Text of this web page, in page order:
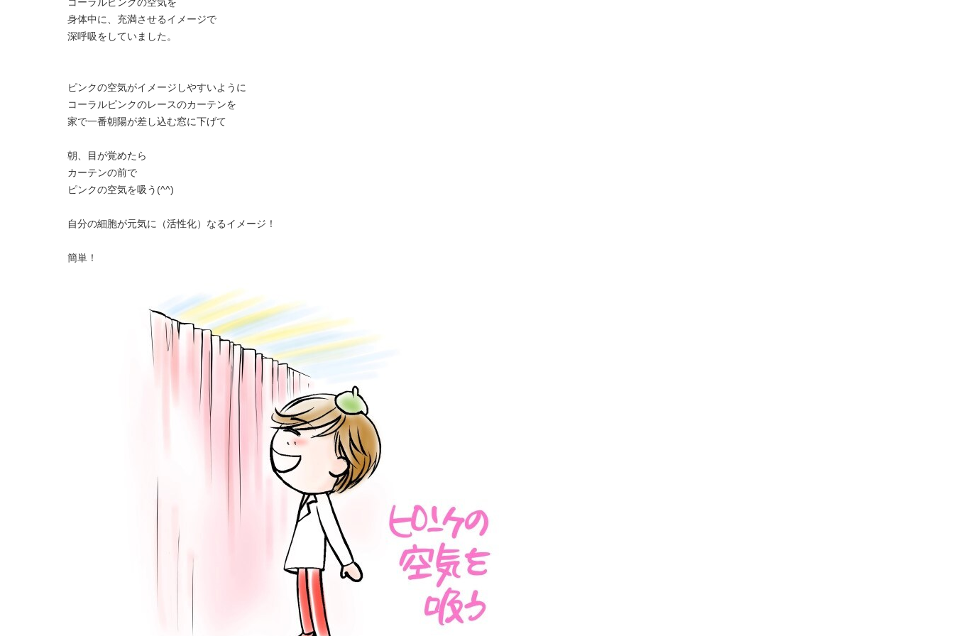
身体中に、充満させるイメージで
深呼吸をしていました。
ピンクの空気がイメージしやすいように
コーラルピンクのレースのカーテンを
家で一番朝陽が差し込む窓に下げて
朝、目が覚めたら
カーテンの前で
ピンクの空気を吸う(^^)
自分の細胞が元気に（活性化）なるイメージ！
簡単！